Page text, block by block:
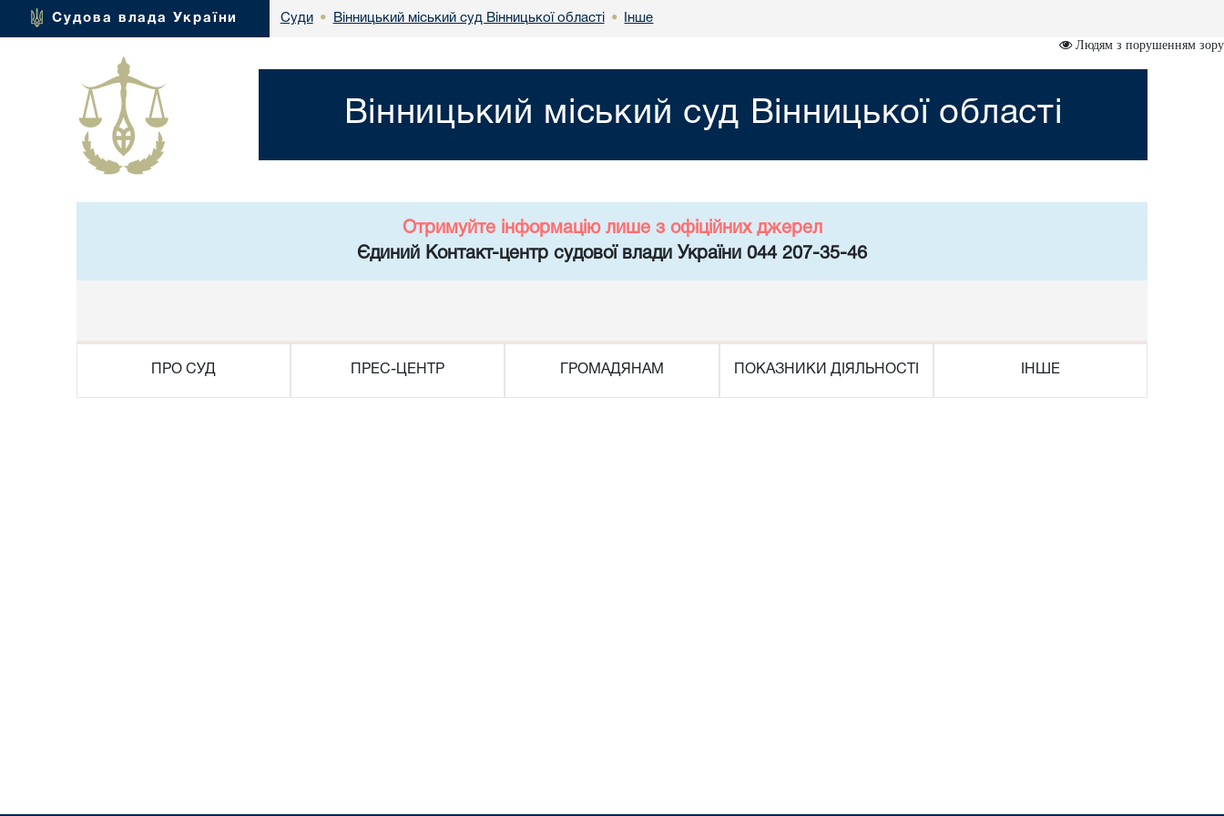
Судова влада України Суди • Вінницький міський суд Вінницької області • Інше
Людям з порушенням зору
Вінницький міський суд Вінницької області
Отримуйте інформацію лише з офіційних джерел
Єдиний Контакт-центр судової влади України 044 207-35-46
ПРО СУД ПРЕС-ЦЕНТР ГРОМАДЯНАМ ПОКАЗНИКИ ДІЯЛЬНОСТІ ІНШЕ